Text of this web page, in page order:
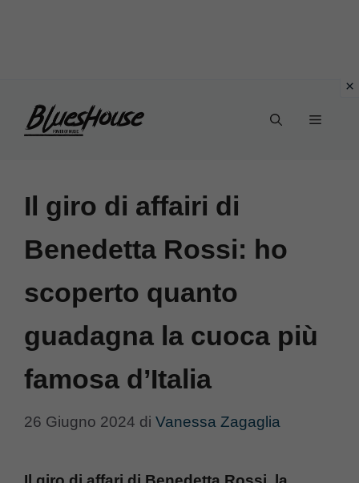
Menu
Il giro di affairi di
Benedetta Rossi: ho
scoperto quanto
guadagna la cuoca più
famosa d’Italia
26 Giugno 2024 di Vanessa Zagaglia